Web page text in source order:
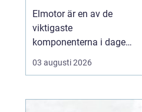
Elmotor är en av de
viktigaste
komponenterna i dagens
samhälle, från små
hushållsapparater till
En väl vald och rättskött
03 augusti 2026